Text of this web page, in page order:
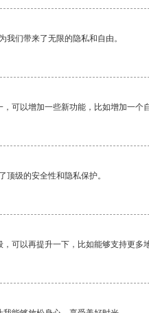
我们带来了无限的隐私和自由。
可以增加一些新功能，比如增加一个
顶级的安全性和隐私保护。
可以再提升一下，比如能够支持更多